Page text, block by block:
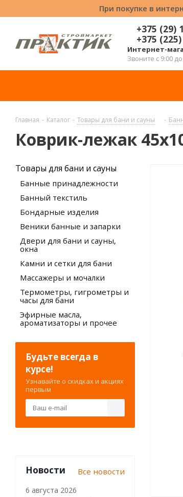
При покупке в
+375 (29)
+375
Интернет-
Звоните с 9:00
Главная - Каталог - Товары для бани и сауны -
Коврик-лежак
Товары для бани и сауны
Банные принадлежности
Банный текстиль
Бондарные изделия
Веники банные и запарки
Двери для бани и сауны,
окна
Камни и сетки для бани
Массажеры и мочалки
Термометры, гигрометры и
часы для бани
Эфирные масла,
ароматизаторы и прочее
Будьте всегда в
курсе!
Узнавайте о скидках и акциях
первым
Новости Все новости
6 августа 2026